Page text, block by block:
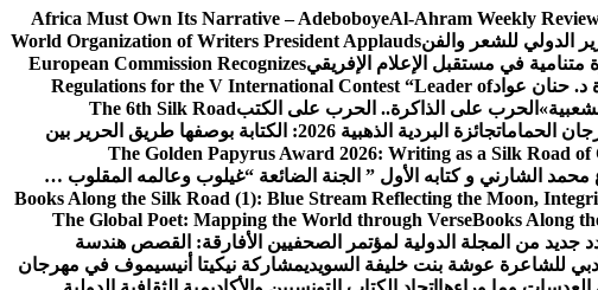
Africa Must Own Its Narrative – AdeboboyeAl-Ahram Weekly
الدولي للشعر والفنWorld Organization of Writers President Applauds
European Commission Recognizes
حنان عوادRegulations for the V International Contest “Leader of
الحرب على الذاكرة.. الحرب على الكتبThe 6th Silk Road
الحمامات
جائزة البردية الذهبية 2026: الكتابة بوصفها طريق الحرير بين
The Golden Papyrus Award 2026: Writing as a Silk Road of
الشارني و كتابه الأول ” الجنة الضائعة “غيلوب وعالمه المقلوب …
Books Along the Silk Road (1): Blue Stream Reflecting the Moon,
The Global Poet: Mapping the World through VerseBooks Along
جديد من المجلة الدولية لمؤتمر الصحفيين الأفارقة: القصص هندسة
للشاعرة عوشة بنت خليفة السويديمشاركة نيكيتا أنيسيموف في مهرجان